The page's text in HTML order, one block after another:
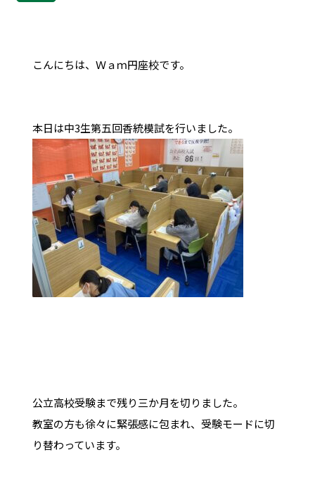
こんにちは、Ｗａｍ円座校です。
本日は中3生第五回香統模試を行いました。
公立高校受験まで残り三か月を切りました。
教室の方も徐々に緊張感に包まれ、受験モードに切
り替わっています。